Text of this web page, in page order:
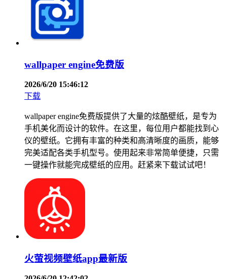
wallpaper engine免费版
2026/6/20 15:46:12
下载
wallpaper engine免费版提供了大量的炫酷壁纸，是专为
手机美化而设计的软件。在这里，每位用户都能找到心
仪的壁纸。它拥有丰富的种类和高清晰度的画质，能够
完美适配各类手机型号。使用起来非常简单便捷，只需
一键操作就能完成壁纸的应用。赶紧来下载试试吧！
火萤视频壁纸app最新版